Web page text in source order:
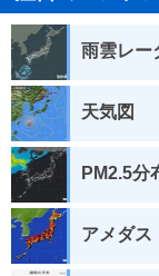
雨雲レー
天気図
PM2.5分
アメダス